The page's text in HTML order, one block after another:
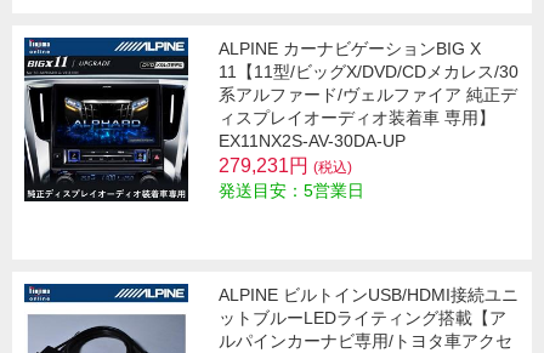
ALPINE カーナビゲーションBIG X
11【11型/ビッグX/DVD/CDメカレス/30
系アルファード/ヴェルファイア 純正デ
ィスプレイオーディオ装着車 専用】
EX11NX2S-AV-30DA-UP
279,231円 (税込)
発送目安：5営業日
ALPINE ビルトインUSB/HDMI接続ユニ
ットブルーLEDライティング搭載【ア
ルパインカーナビ専用/トヨタ車アクセ